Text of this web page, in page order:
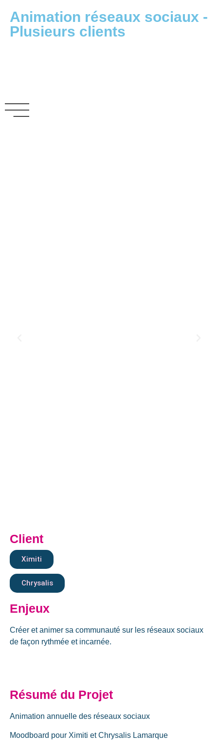
Animation réseaux sociaux -
Plusieurs clients
Client
Ximiti
Chrysalis
Enjeux
Créer et animer sa communauté sur les réseaux sociaux
de façon rythmée et incarnée.
Résumé du Projet
Animation annuelle des réseaux sociaux
Moodboard pour Ximiti et Chrysalis Lamarque